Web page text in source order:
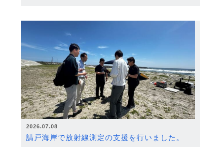
2026.07.08
請戸海岸で放射線測定の支援を行いました。